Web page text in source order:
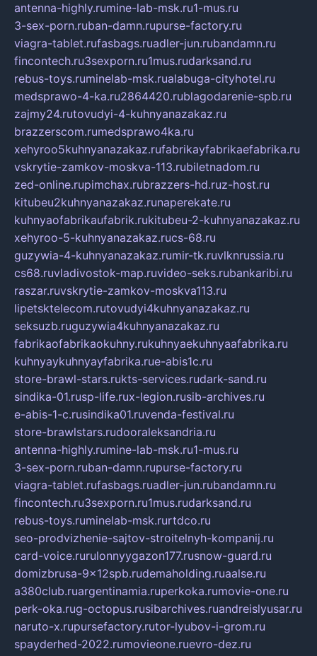
antenna-highly.rumine-lab-msk.ru1-mus.ru
3-sex-porn.ruban-damn.rupurse-factory.ru
viagra-tablet.rufasbags.ruadler-jun.rubandamn.ru
fincontech.ru3sexporn.ru1mus.rudarksand.ru
rebus-toys.ruminelab-msk.rualabuga-cityhotel.ru
medsprawo-4-ka.ru2864420.rublagodarenie-spb.ru
zajmy24.rutovudyi-4-kuhnyanazakaz.ru
brazzerscom.rumedsprawo4ka.ru
xehyroo5kuhnyanazakaz.rufabrikayfabrikaefabrika.ru
vskrytie-zamkov-moskva-113.rubiletnadom.ru
zed-online.rupimchax.rubrazzers-hd.ruz-host.ru
kitubeu2kuhnyanazakaz.runaperekate.ru
kuhnyaofabrikaufabrik.rukitubeu-2-kuhnyanazakaz.ru
xehyroo-5-kuhnyanazakaz.rucs-68.ru
guzywia-4-kuhnyanazakaz.rumir-tk.ruvlknrussia.ru
cs68.ruvladivostok-map.ruvideo-seks.rubankaribi.ru
raszar.ruvskrytie-zamkov-moskva113.ru
lipetsktelecom.rutovudyi4kuhnyanazakaz.ru
seksuzb.ruguzywia4kuhnyanazakaz.ru
fabrikaofabrikaokuhny.rukuhnyaekuhnyaafabrika.ru
kuhnyaykuhnyayfabrika.rue-abis1c.ru
store-brawl-stars.rukts-services.rudark-sand.ru
sindika-01.rusp-life.rux-legion.rusib-archives.ru
e-abis-1-c.rusindika01.ruvenda-festival.ru
store-brawlstars.rudooraleksandria.ru
antenna-highly.rumine-lab-msk.ru1-mus.ru
3-sex-porn.ruban-damn.rupurse-factory.ru
viagra-tablet.rufasbags.ruadler-jun.rubandamn.ru
fincontech.ru3sexporn.ru1mus.rudarksand.ru
rebus-toys.ruminelab-msk.rurtdco.ru
seo-prodvizhenie-sajtov-stroitelnyh-kompanij.ru
card-voice.rurulonnyygazon177.rusnow-guard.ru
domizbrusa-9x12spb.rudemaholding.ruaalse.ru
a380club.ruargentinamia.ruperkoka.rumovie-one.ru
perk-oka.rug-octopus.rusibarchives.ruandreislyusar.ru
naruto-x.rupursefactory.rutor-lyubov-i-grom.ru
spayderhed-2022.rumovieone.ruevro-dez.ru